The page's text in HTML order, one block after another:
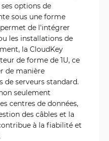
options de
sous une forme
de l'intégrer
les installations de
la CloudKey
de forme de 1U, ce
de manière
de serveurs standard.
seulement
centres de données,
des câbles et la
à la fiabilité et